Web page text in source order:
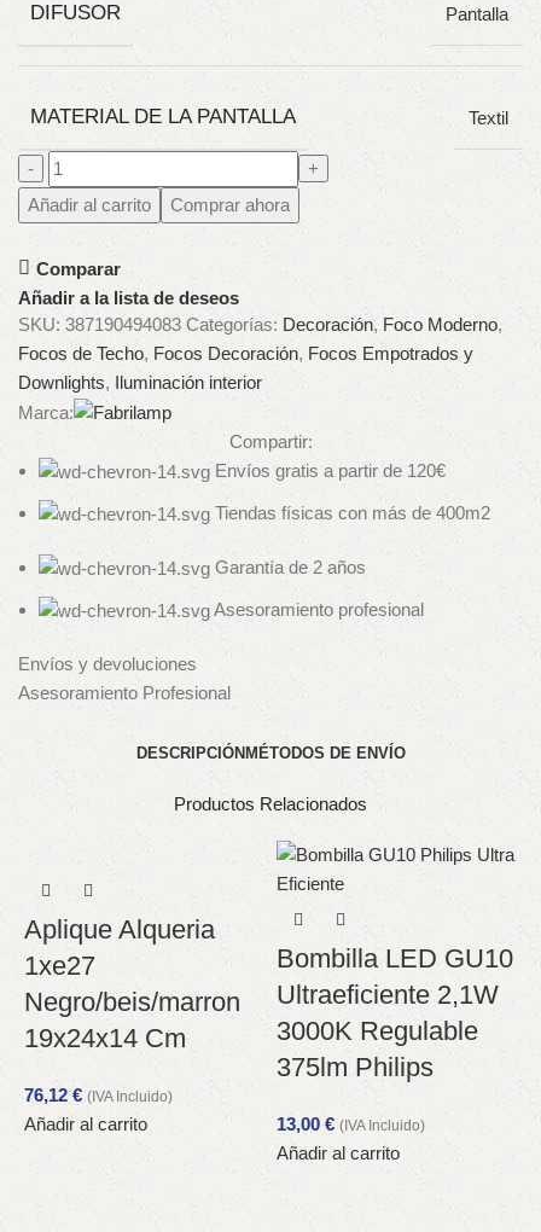
DIFUSOR Pantalla
MATERIAL DE LA PANTALLA Textil
Añadir al carrito Comprar ahora
Comparar
Añadir a la lista de deseos
SKU: 387190494083 Categorías: Decoración, Foco Moderno,
Focos de Techo, Focos Decoración, Focos Empotrados y
Downlights, Iluminación interior
Marca:
Compartir:
Envíos gratis a partir de 120€
Tiendas físicas con más de 400m2
Garantía de 2 años
Asesoramiento profesional
Envíos y devoluciones
Asesoramiento Profesional
DESCRIPCIÓN MÉTODOS DE ENVÍO
Productos Relacionados
Aplique Alqueria
1xe27
Negro/beis/marron
19x24x14 Cm
76,12 € (IVA Incluido)
Añadir al carrito
Bombilla LED GU10
Ultraeficiente 2,1W
3000K Regulable
375lm Philips
13,00 € (IVA Incluido)
Añadir al carrito